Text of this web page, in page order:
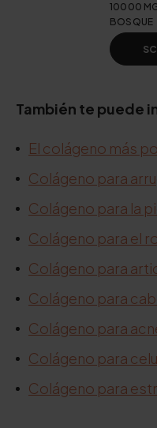
10000
BOSQUE
También te puede
El colágeno más
Colágeno para
Colágeno para la
Colágeno para el
Colágeno para
Colágeno para
Colágeno para
Colágeno para
Colágeno para